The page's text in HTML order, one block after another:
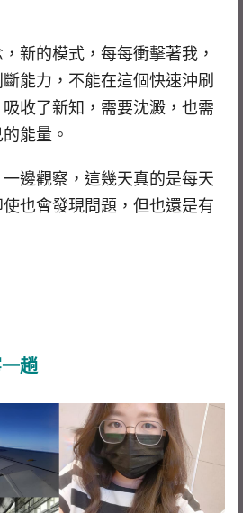
新的模式，每每衝擊著我，
能力，不能在這個快速沖刷
收了新知，需要沈澱，也需
能量。
邊觀察，這幾天真的是每天
也會發現問題，但也還是有
趟